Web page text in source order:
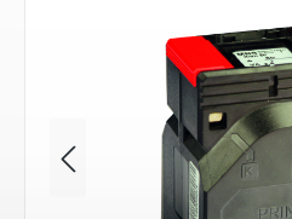
Bildergalerie überspringen